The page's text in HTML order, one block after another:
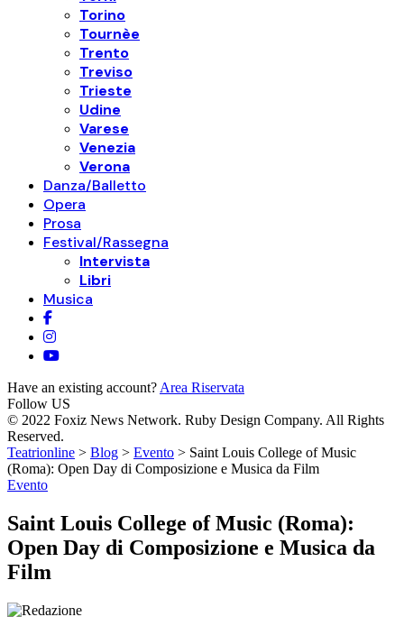
Torino
Tournèe
Trento
Treviso
Trieste
Udine
Varese
Venezia
Verona
Danza/Balletto
Opera
Prosa
Festival/Rassegna
Intervista
Libri
Musica
Have an existing account? Area Riservata
Follow US
© 2022 Foxiz News Network. Ruby Design Company. All Rights
Reserved.
Teatrionline > Blog > Evento > Saint Louis College of Music
(Roma): Open Day di Composizione e Musica da Film
Evento
Saint Louis College of Music (Roma):
Open Day di Composizione e Musica da
Film